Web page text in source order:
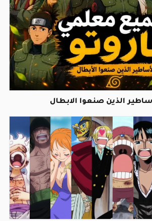
الذين صنعوا الابطال